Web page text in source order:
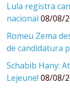
Lula registra
nacional 08/08/
Romeu Zema
de candidatura
Schabib Hany:
Lejeune! 08/08/